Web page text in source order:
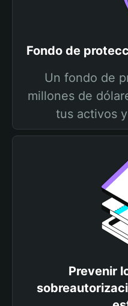
Fondo de
Un fondo de
millones de
tus activos
Prevenir